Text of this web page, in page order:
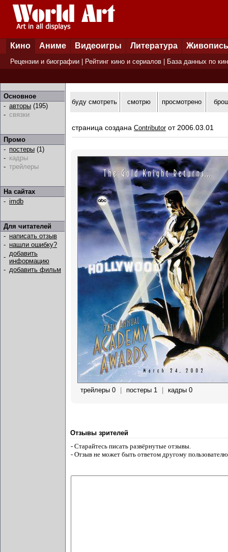
Кино Аниме Видеоигры Литература Живопись
Рецензии и биографии Рейтинг кино и сериалов База данных по
Основное
- авторы (195)
- связки
Промо
- постеры (1)
- кадры
- трейлеры
На сайтах
- imdb
Для читателей
- написать отзыв
- нашли ошибку?
- добавить
информацию
- добавить фильм
буду смотреть смотрю просмотрено
страница создана Contributorот 2006.03.01
трейлеры 0 постеры 1 кадры 0
Отзывы зрителей
- Старайтесь писать развёрнутые отзывы.
- Отзыв не может быть ответом другому